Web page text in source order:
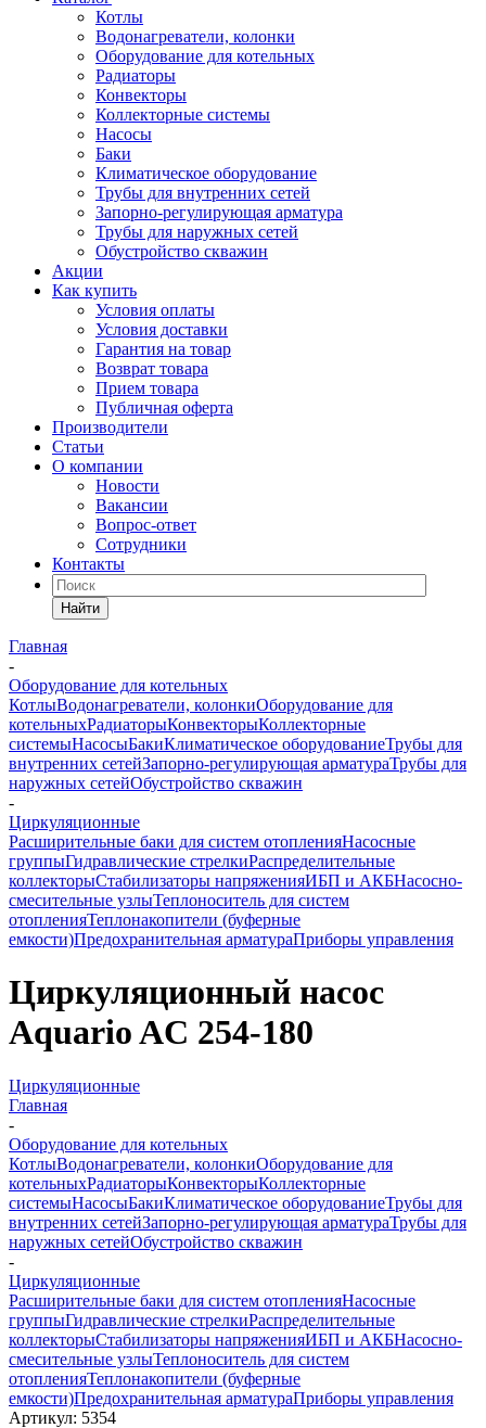
Котлы
Водонагреватели, колонки
Оборудование для котельных
Радиаторы
Конвекторы
Коллекторные системы
Насосы
Баки
Климатическое оборудование
Трубы для внутренних сетей
Запорно-регулирующая арматура
Трубы для наружных сетей
Обустройство скважин
Акции
Как купить
Условия оплаты
Условия доставки
Гарантия на товар
Возврат товара
Прием товара
Публичная оферта
Производители
Статьи
О компании
Новости
Вакансии
Вопрос-ответ
Сотрудники
Контакты
Найти
Главная
-
Оборудование для котельных
КотлыВодонагреватели, колонкиОборудование для
котельныхРадиаторыКонвекторыКоллекторные
системыНасосыБакиКлиматическое оборудованиеТрубы для
внутренних сетейЗапорно-регулирующая арматураТрубы для
наружных сетейОбустройство скважин
-
Циркуляционные
Расширительные баки для систем отопленияНасосные
группыГидравлические стрелкиРаспределительные
коллекторыСтабилизаторы напряженияИБП и АКБНасосно-
смесительные узлыТеплоноситель для систем
отопленияТеплонакопители (буферные
емкости)Предохранительная арматураПриборы управления
Циркуляционный насос
Aquario AC 254-180
Циркуляционные
Главная
-
Оборудование для котельных
КотлыВодонагреватели, колонкиОборудование для
котельныхРадиаторыКонвекторыКоллекторные
системыНасосыБакиКлиматическое оборудованиеТрубы для
внутренних сетейЗапорно-регулирующая арматураТрубы для
наружных сетейОбустройство скважин
-
Циркуляционные
Расширительные баки для систем отопленияНасосные
группыГидравлические стрелкиРаспределительные
коллекторыСтабилизаторы напряженияИБП и АКБНасосно-
смесительные узлыТеплоноситель для систем
отопленияТеплонакопители (буферные
емкости)Предохранительная арматураПриборы управления
Артикул: 5354